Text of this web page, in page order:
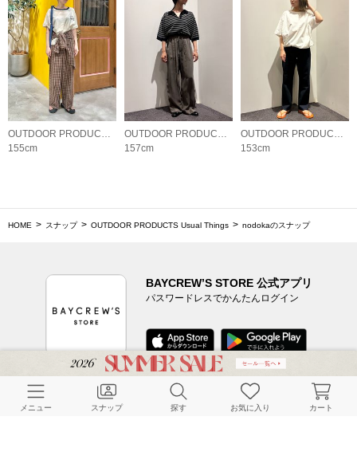
OUTDOOR PRODUCTS Usual Things
155cm
OUTDOOR PRODUCTS Usual Things
157cm
OUTDOOR PRODUCTS Usual Things
153cm
HOME スナップ OUTDOOR PRODUCTS Usual Things nodokaのスナップ
BAYCREW’S STORE 公式アプリ
パスワードレスでかんたんログイン
CUSTOMER SERVICE
メニュー スナップ 探す お気に入り カート